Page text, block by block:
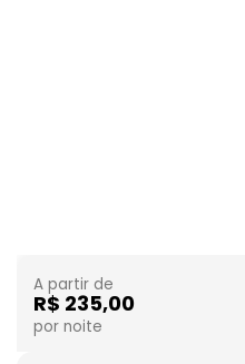
A partir de
R$ 235,00
por noite